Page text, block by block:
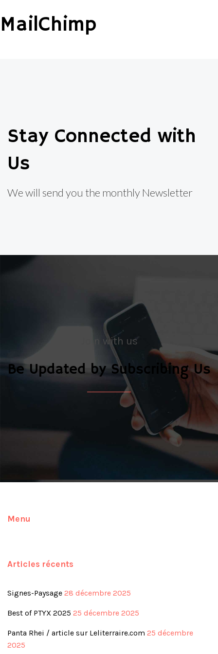
MailChimp
Stay Connected with
Us
We will send you the monthly Newsletter
Join with us
Be Updated by Subscribing Us
Menu
Articles récents
Signes-Paysage 28 décembre 2025
Best of PTYX 2025 25 décembre 2025
Panta Rhei / article sur Leliterraire.com 25 décembre
2025